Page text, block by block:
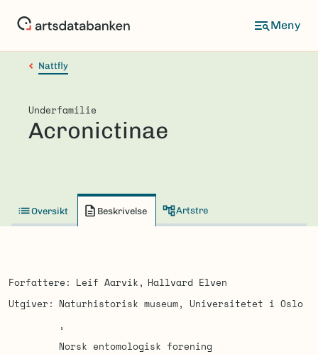
Nattfly
Underfamilie
Acronictinae
Oversikt Beskrivelse Artstre
Forfattere Leif Aarvik
Hallvard Elven
Utgiver
Naturhistorisk museum, Universitetet i Oslo
Norsk entomologisk forening